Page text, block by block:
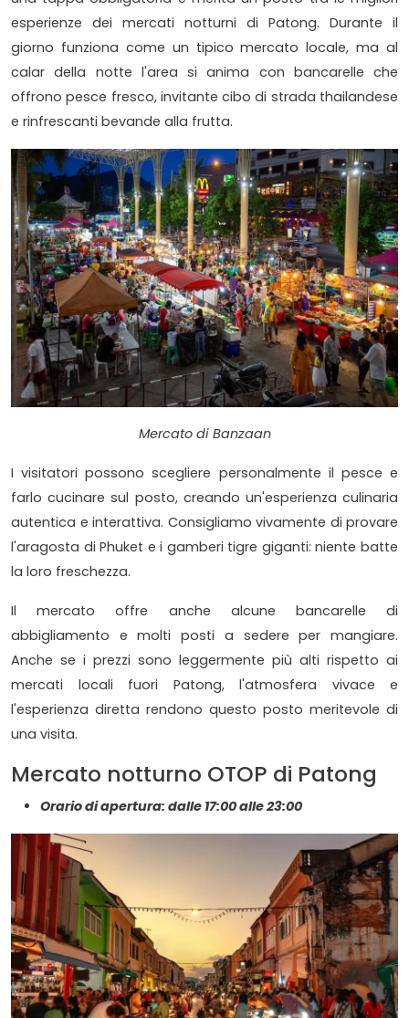
esperienze dei mercati notturni di Patong. Durante il
giorno funziona come un tipico mercato locale, ma al
calar della notte l'area si anima con bancarelle che
offrono pesce fresco, invitante cibo di strada thailandese
e rinfrescanti bevande alla frutta.
Mercato di Banzaan
I visitatori possono scegliere personalmente il pesce e
farlo cucinare sul posto, creando un'esperienza culinaria
autentica e interattiva. Consigliamo vivamente di provare
l'aragosta di Phuket e i gamberi tigre giganti: niente batte
la loro freschezza.
Il mercato offre anche alcune bancarelle di
abbigliamento e molti posti a sedere per mangiare.
Anche se i prezzi sono leggermente più alti rispetto ai
mercati locali fuori Patong, l'atmosfera vivace e
l'esperienza diretta rendono questo posto meritevole di
una visita.
Mercato notturno OTOP di Patong
Orario di apertura: dalle 17:00 alle 23:00